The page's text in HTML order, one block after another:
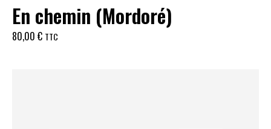
En chemin (Mordoré)
80,00 € TTC